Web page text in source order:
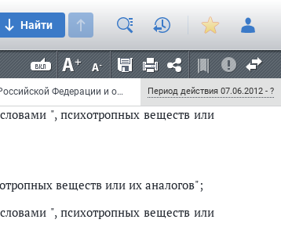
Найти
Федеральный закон от 5 июня 2012 г. N 54-ФЗ "О внесении изменений в статьи 230 и 232 Уголовного кодекса Российской Федерации и отдельные законодательные акты Российской Федерации" Период действия 07.06.2012 - ?
2012, N 10, ст. 1166) следующие
веществ или их аналогов";
", психотропных веществ или
веществ или их аналогов";
", психотропных веществ или